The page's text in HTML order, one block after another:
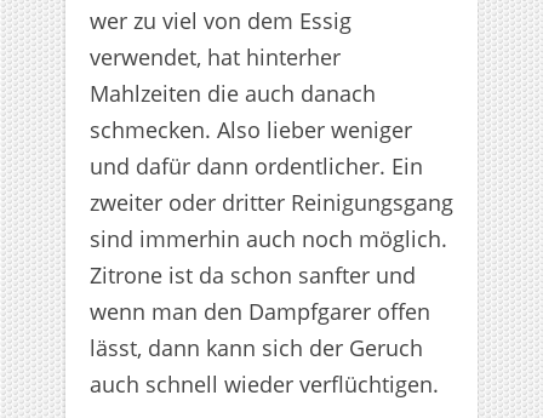
wer zu viel von dem Essig
verwendet, hat hinterher
Mahlzeiten die auch danach
schmecken. Also lieber weniger
und dafür dann ordentlicher. Ein
zweiter oder dritter Reinigungsgang
sind immerhin auch noch möglich.
Zitrone ist da schon sanfter und
wenn man den Dampfgarer offen
lässt, dann kann sich der Geruch
auch schnell wieder verflüchtigen.